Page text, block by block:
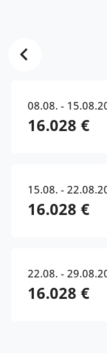
08.08. -
16.028 €
15.08. -
16.028 €
22.08. -
16.028 €